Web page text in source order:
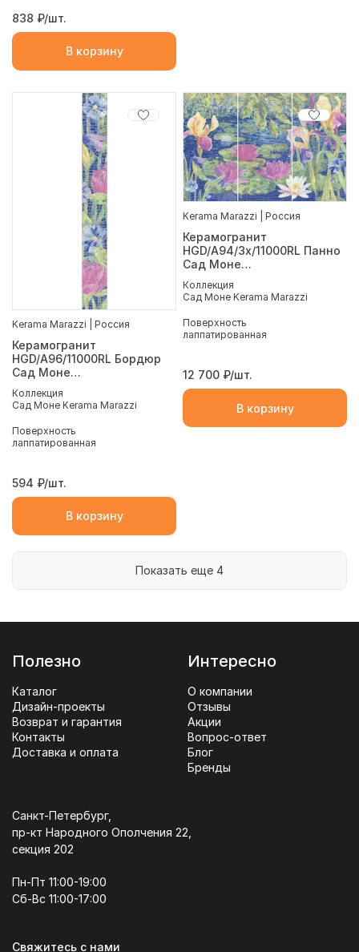
838 ₽/шт.
В корзину
Kerama Marazzi | Россия
Керамогранит
HGD/A96/11000RL Бордюр
Сад Моне
60*7.2
Коллекция
Сад Моне Kerama Marazzi
Поверхность
лаппатированная
594 ₽/шт.
В корзину
Kerama Marazzi | Россия
Керамогранит
HGD/A94/3x/11000RL Панно
Сад Моне
частей (30*60 размер
каждой части) 60*90
Коллекция
Сад Моне Kerama Marazzi
Поверхность
лаппатированная
12 700 ₽/шт.
В корзину
Показать еще 4
Полезно
Каталог
Дизайн-проекты
Возврат и гарантия
Контакты
Доставка и оплата
Интересно
О компании
Отзывы
Акции
Вопрос-ответ
Блог
Бренды
Санкт-Петербург,
пр-кт Народного Ополчения 22,
секция 202
Пн-Пт 11:00-19:00
Сб-Вс 11:00-17:00
Свяжитесь с нами